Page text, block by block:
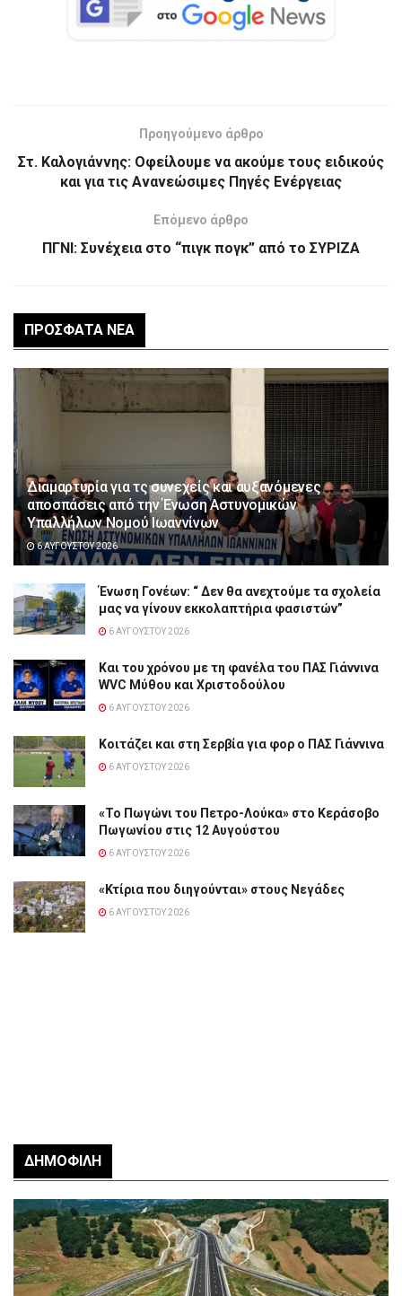
Προηγούμενο άρθρο
Στ. Καλογιάννης: Οφείλουμε να ακούμε τους ειδικούς
και για τις Ανανεώσιμες Πηγές Ενέργειας
Επόμενο άρθρο
ΠΓΝΙ: Συνέχεια στο “πιγκ πογκ” από το ΣΥΡΙΖΑ
ΠΡΌΣΦΑΤΑ ΝΈΑ
Διαμαρτυρία για τς συνεχείς και αυξανόμενες
αποσπάσεις από την Ένωση Αστυνομικών
Υπαλλήλων Νομού Ιωαννίνων
6 ΑΥΓΟΎΣΤΟΥ 2026
Ένωση Γονέων: “ Δεν θα ανεχτούμε τα σχολεία
μας να γίνουν εκκολαπτήρια φασιστών”
6 ΑΥΓΟΎΣΤΟΥ 2026
Και του χρόνου με τη φανέλα του ΠΑΣ Γιάννινα
WVC Μύθου και Χριστοδούλου
6 ΑΥΓΟΎΣΤΟΥ 2026
Κοιτάζει και στη Σερβία για φορ ο ΠΑΣ Γιάννινα
6 ΑΥΓΟΎΣΤΟΥ 2026
«Το Πωγώνι του Πετρο-Λούκα» στο Κεράσοβο
Πωγωνίου στις 12 Αυγούστου
6 ΑΥΓΟΎΣΤΟΥ 2026
«Κτίρια που διηγούνται» στους Νεγάδες
6 ΑΥΓΟΎΣΤΟΥ 2026
ΔΗΜΟΦΙΛΉ